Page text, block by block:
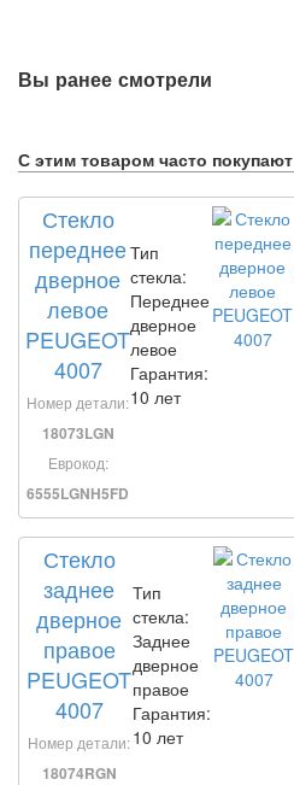
Вы ранее смотрели
С этим товаром часто покупают
Стекло
переднее
дверное
левое
PEUGEOT
4007
Номер детали:
18073LGN
Еврокод:
6555LGNH5FD
Тип
стекла:
Переднее
дверное
левое
Гарантия:
10 лет
Стекло
заднее
дверное
правое
PEUGEOT
4007
Номер детали:
18074RGN
Тип
стекла:
Заднее
дверное
правое
Гарантия:
10 лет